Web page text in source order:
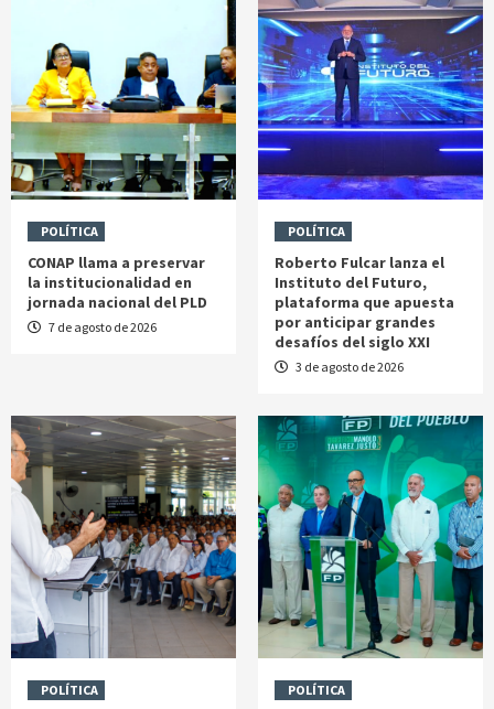
POLÍTICA
CONAP llama a preservar
la institucionalidad en
jornada nacional del PLD
7 de agosto de 2026
POLÍTICA
Roberto Fulcar lanza el
Instituto del Futuro,
plataforma que apuesta
por anticipar grandes
desafíos del siglo XXI
3 de agosto de 2026
POLÍTICA POLÍTICA